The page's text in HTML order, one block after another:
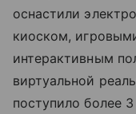
оснастили
киоском,
интерактивным
виртуальной
поступило более